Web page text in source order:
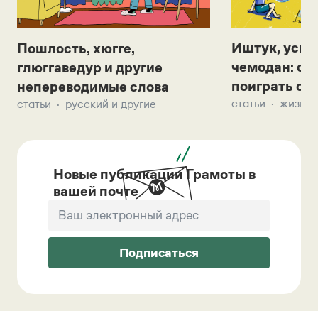
Пошлость, хюгге,
глюггаведур и другие
непереводимые слова
статьи русский и другие
Иштук,
чемодан:
поиграть с
статьи жизнь
Новые публикации Грамоты в
вашей почте
Подписаться